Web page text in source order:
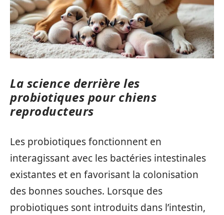
La science derrière les
probiotiques pour chiens
reproducteurs
Les probiotiques fonctionnent en
interagissant avec les bactéries intestinales
existantes et en favorisant la colonisation
des bonnes souches. Lorsque des
probiotiques sont introduits dans l’intestin,